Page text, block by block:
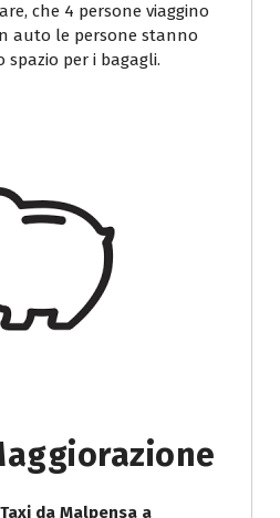
che 4 persone viaggino
auto le persone stanno
spazio per i bagagli.
da Malpensa a